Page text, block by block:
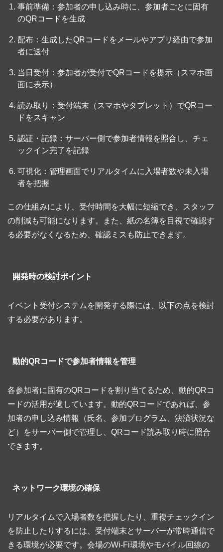
事前準備：参加者の申し込み時に、参加者ごとに固有
のQRコードを生成
配布：生成したQRコードをメールやアプリ経由で参加
者に送付
当日受付：参加者が受付でQRコードを提示（スマホ画
面に表示）
読み取り：受付端末（スマホやタブレット）でQRコー
ドをスキャン
認証・記録：サーバー側で参加者情報を照合し、チェ
ックイン完了を記録
可視化：管理画面でリアルタイムに入場者数や未入場
者を把握
この仕組みにより、受付時間を大幅に短縮でき、スタッフ
の削減も可能になります。また、紙の名簿を目視で確認す
る必要がなくなるため、確認ミスも防止できます。
開発時の検討ポイント
イベント受付システムを開発する際には、以下の点を検討
する必要があります。
動的QRコードで参加者情報を管理
各参加者に固有のQRコードを割り当てるため、動的QRコ
ードの活用が適しています。動的QRコードであれば、参
加者の申し込み情報（氏名、参加プログラム、決済状況な
ど）をサーバー側で管理し、QRコード読み取り時に照合
できます。
ネットワーク環境の確保
リアルタイムで入場者数を把握したり、重複チェックイン
を防止したりするには、受付端末とサーバーが常時通信で
きる環境が必要です。会場のWi-Fi環境やモバイル回線の